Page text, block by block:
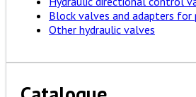
Block valves and adapters
Other hydraulic valves